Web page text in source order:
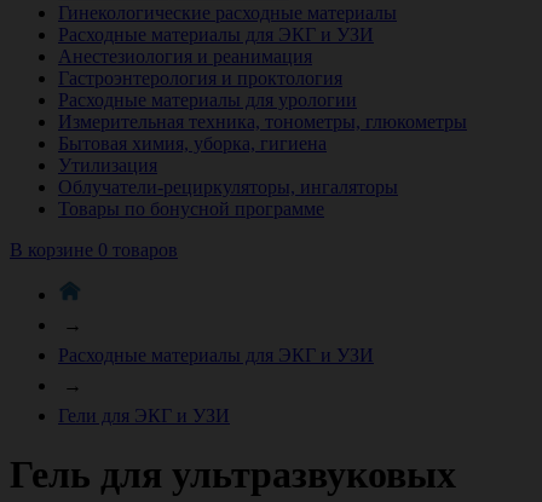
Гинекологические расходные материалы
Расходные материалы для ЭКГ и УЗИ
Анестезиология и реанимация
Гастроэнтерология и проктология
Расходные материалы для урологии
Измерительная техника, тонометры, глюкометры
Бытовая химия, уборка, гигиена
Утилизация
Облучатели-рециркуляторы, ингаляторы
Товары по бонусной программе
В корзине 0 товаров
→
Расходные материалы для ЭКГ и УЗИ
→
Гели для ЭКГ и УЗИ
Гель для ультразвуковых